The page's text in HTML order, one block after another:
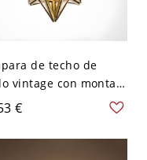
de techo de
vintage con montaje
y pantalla de
en latón - 110 A 120
€